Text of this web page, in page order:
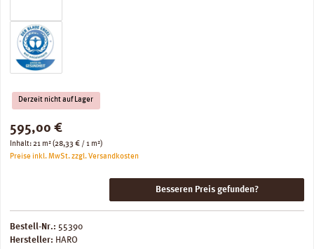
Derzeit nicht auf Lager
Regulärer Preis:
595,00 €
Inhalt:21 m²(28,33 € / 1 m²)
Preise inkl. MwSt. zzgl. Versandkosten
Besseren Preis gefunden?
Bestell-Nr.: 55390
Hersteller: HARO